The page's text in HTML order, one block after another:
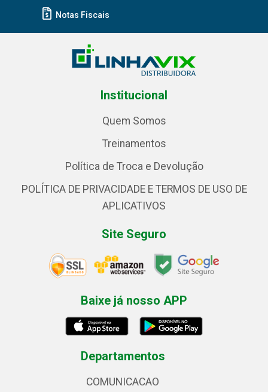
Notas Fiscais
Institucional
Quem Somos
Treinamentos
Política de Troca e Devolução
POLÍTICA DE PRIVACIDADE E TERMOS DE USO DE
APLICATIVOS
Site Seguro
Baixe já nosso APP
Departamentos
COMUNICACAO